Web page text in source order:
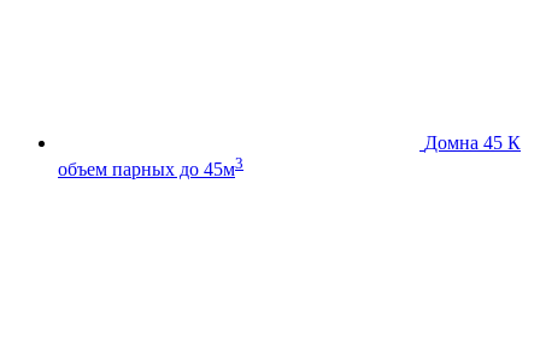
Домна 45 К
объем парных до 45м3